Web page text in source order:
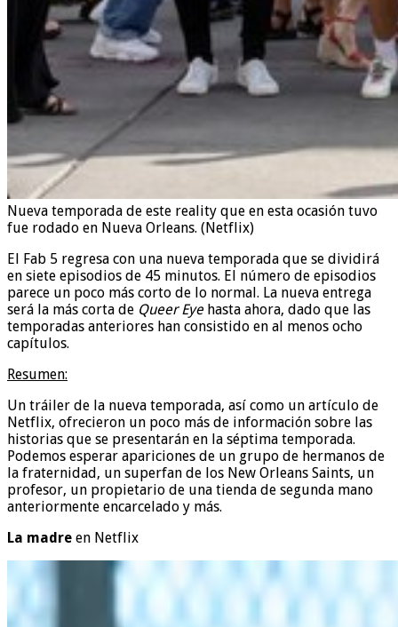
Nueva temporada de este reality que en esta ocasión tuvo
fue rodado en Nueva Orleans. (Netflix)
El Fab 5 regresa con una nueva temporada que se dividirá
en siete episodios de 45 minutos. El número de episodios
parece un poco más corto de lo normal. La nueva entrega
será la más corta de Queer Eye hasta ahora, dado que las
temporadas anteriores han consistido en al menos ocho
capítulos.
Resumen:
Un tráiler de la nueva temporada, así como un artículo de
Netflix, ofrecieron un poco más de información sobre las
historias que se presentarán en la séptima temporada.
Podemos esperar apariciones de un grupo de hermanos de
la fraternidad, un superfan de los New Orleans Saints, un
profesor, un propietario de una tienda de segunda mano
anteriormente encarcelado y más.
La madre en Netflix